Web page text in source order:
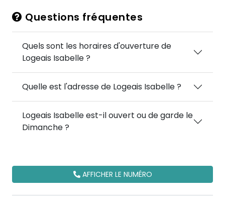
Questions fréquentes
Quels sont les horaires d'ouverture de
Logeais Isabelle ?
Quelle est l'adresse de Logeais Isabelle ?
Logeais Isabelle est-il ouvert ou de garde le
Dimanche ?
AFFICHER LE NUMÉRO